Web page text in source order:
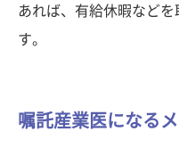
あれば、有給休暇など
す。
嘱託産業医になる